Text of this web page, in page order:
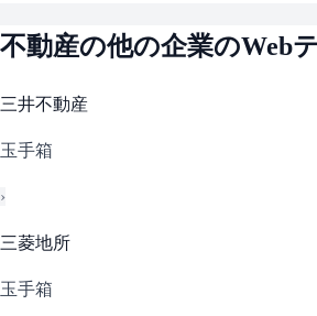
不動産の他の企業のWeb
三井不動産
玉手箱
›
三菱地所
玉手箱